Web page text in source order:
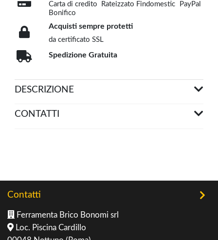
Carta di credito Rateizzato Findomestic
PayPal
Bonifico
Acquisti sempre protetti
da certificato SSL
Spedizione Gratuita
DESCRIZIONE
CONTATTI
Contatti
Ferramenta Brico Bonomi srl
Loc. Piscina Cardillo